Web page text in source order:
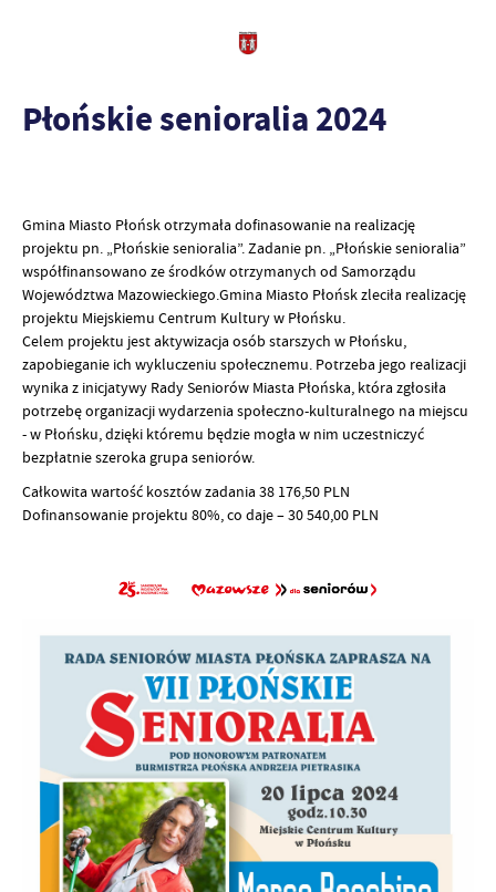
Płońskie senioralia 2024
Gmina Miasto Płońsk otrzymała dofinasowanie na realizację
projektu pn. „Płońskie senioralia”. Zadanie pn. „Płońskie senioralia”
współfinansowano ze środków otrzymanych od Samorządu
Województwa Mazowieckiego.Gmina Miasto Płońsk zleciła realizację
projektu Miejskiemu Centrum Kultury w Płońsku.
Celem projektu jest aktywizacja osób starszych w Płońsku,
zapobieganie ich wykluczeniu społecznemu. Potrzeba jego realizacji
wynika z inicjatywy Rady Seniorów Miasta Płońska, która zgłosiła
potrzebę organizacji wydarzenia społeczno-kulturalnego na miejscu
- w Płońsku, dzięki któremu będzie mogła w nim uczestniczyć
bezpłatnie szeroka grupa seniorów.
Całkowita wartość kosztów zadania 38 176,50 PLN
Dofinansowanie projektu 80%, co daje – 30 540,00 PLN